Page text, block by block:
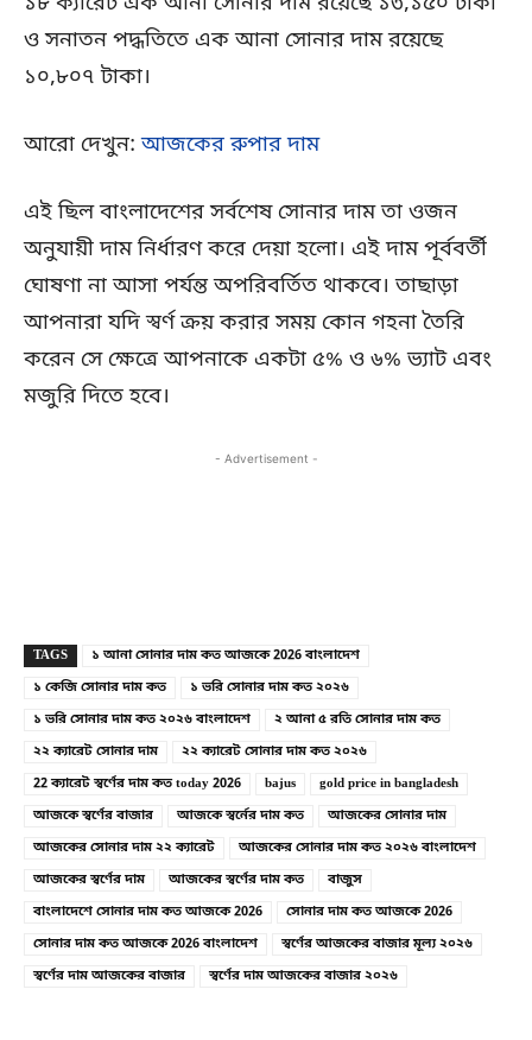
ও সনাতন পদ্ধতিতে এক আনা সোনার দাম রয়েছে
১০,৮০৭ টাকা।
আরো দেখুন:আজকের রুপার দাম
এই ছিল বাংলাদেশের সর্বশেষ সোনার দাম তা ওজন
অনুযায়ী দাম নির্ধারণ করে দেয়া হলো। এই দাম পূর্ববর্তী
ঘোষণা না আসা পর্যন্ত অপরিবর্তিত থাকবে। তাছাড়া
আপনারা যদি স্বর্ণ ক্রয় করার সময় কোন গহনা তৈরি
করেন সে ক্ষেত্রে আপনাকে একটা ৫% ও ৬% ভ্যাট এবং
মজুরি দিতে হবে।
- Advertisement -
TAGS
১ আনা সোনার দাম কত আজকে 2026 বাংলাদেশ
১ কেজি সোনার দাম কত
১ ভরি সোনার দাম কত ২০২৬
১ ভরি সোনার দাম কত ২০২৬ বাংলাদেশ
২ আনা ৫ রতি সোনার দাম কত
২২ ক্যারেট সোনার দাম
২২ ক্যারেট সোনার দাম কত ২০২৬
22 ক্যারেট স্বর্ণের দাম কত today 2026
bajus
gold price in bangladesh
আজকে স্বর্ণের বাজার
আজকে স্বর্নের দাম কত
আজকের সোনার দাম
আজকের সোনার দাম ২২ ক্যারেট
আজকের সোনার দাম কত ২০২৬ বাংলাদেশ
আজকের স্বর্ণের দাম
আজকের স্বর্ণের দাম কত
বাজুস
বাংলাদেশে সোনার দাম কত আজকে 2026
সোনার দাম কত আজকে 2026
সোনার দাম কত আজকে 2026 বাংলাদেশ
স্বর্ণের আজকের বাজার মূল্য ২০২৬
স্বর্ণের দাম আজকের বাজার
স্বর্ণের দাম আজকের বাজার ২০২৬